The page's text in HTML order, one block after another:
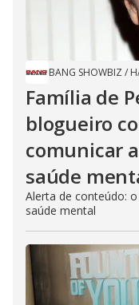
BANG SHOWBIZ /
Família de
blogueiro
comunicar
saúde
Alerta de conteúdo:
saúde mental